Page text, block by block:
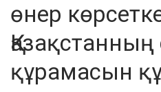
өнер
Қазақстанның
құрамасын